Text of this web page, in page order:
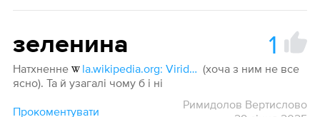
зеленина 1
Натхненне la.wikipedia.org: Viridarium
(хоча з ним не все
ясно). Та й узагалі чому б і ні
Прокоментувати
Римидолов Вертислово